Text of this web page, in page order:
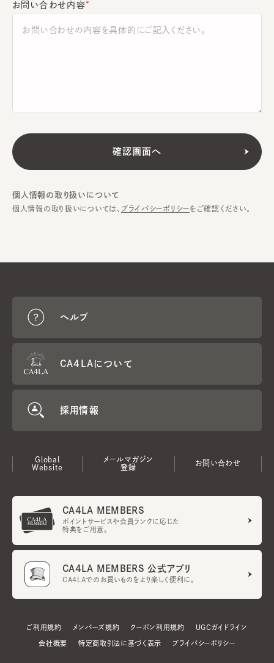
お問い合わせ内容
個人情報の取り扱いについて
個人情報の取り扱いについては、 プライバシーポリシーをご確認ください。
ヘルプ
CA4LAについて
採用情報
Global
Website
メールマガジン
登録
お問い合わせ
CA4LA MEMBERS
ポイントサービスや会員ランクに応じた
特典をご用意。
CA4LA MEMBERS 公式アプリ
CA4LAでのお買いものをより楽しく便利に。
ご利用規約 メンバーズ規約 クーポン利用規約 UGCガイドライン
会社概要 特定商取引法に基づく表示 プライバシーポリシー